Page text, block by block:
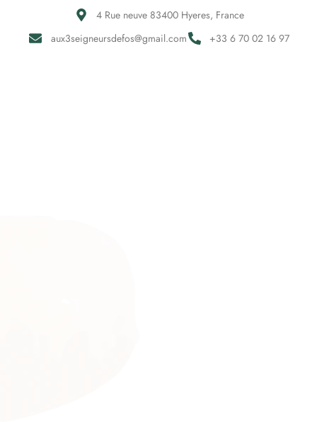
4 Rue neuve 83400 Hyeres, France
aux3seigneursdefos@gmail.com
+33 6 70 02 16 97